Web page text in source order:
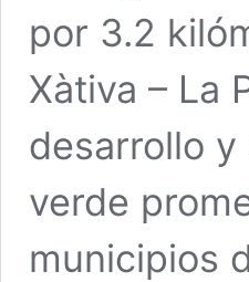
por 3.2
Xàtiva – La
desarrollo
verde
municipios